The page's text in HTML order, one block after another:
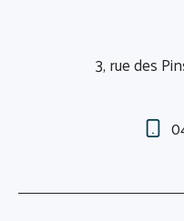
3, rue des